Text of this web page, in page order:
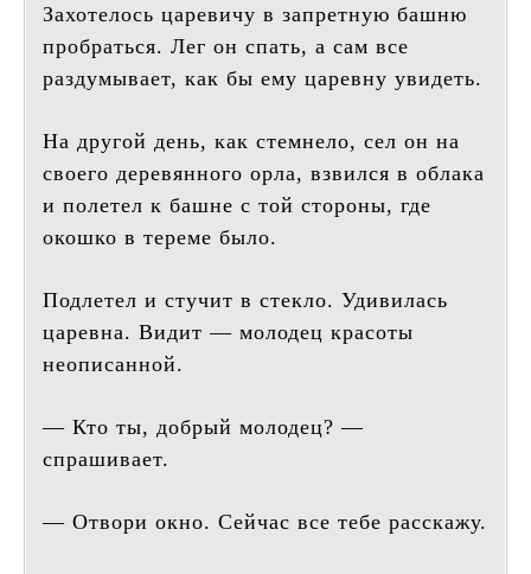
Захотелось царевичу в запретную башню
пробраться. Лег он спать, а сам все
раздумывает, как бы ему царевну увидеть.
На другой день, как стемнело, сел он на
своего деревянного орла, взвился в облака
и полетел к башне с той стороны, где
окошко в тереме было.
Подлетел и стучит в стекло. Удивилась
царевна. Видит — молодец красоты
неописанной.
— Кто ты, добрый молодец? —
спрашивает.
— Отвори окно. Сейчас все тебе расскажу.